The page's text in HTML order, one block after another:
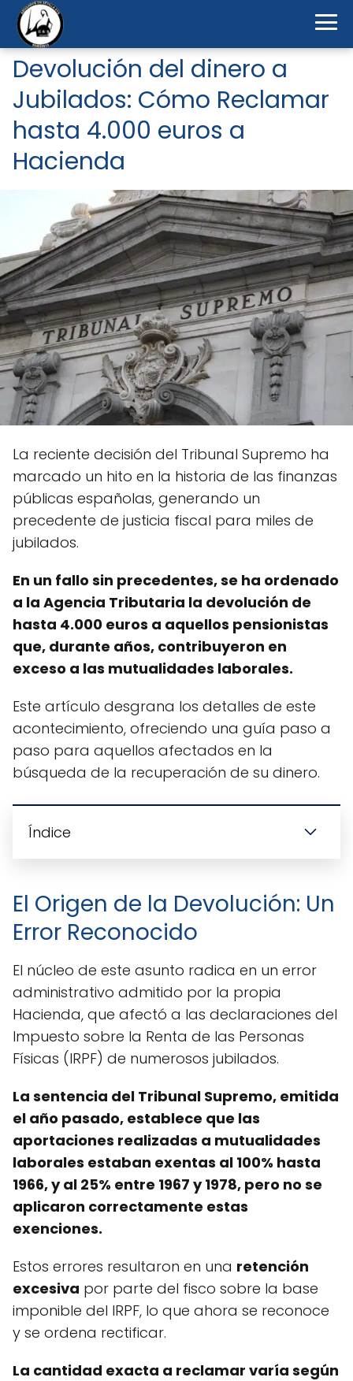
Devolución del dinero a
Jubilados: Cómo Reclamar
hasta 4.000 euros a
Hacienda
La reciente decisión del Tribunal Supremo ha
marcado un hito en la historia de las finanzas
públicas españolas, generando un
precedente de justicia fiscal para miles de
jubilados.
En un fallo sin precedentes, se ha ordenado
a la Agencia Tributaria la devolución de
hasta 4.000 euros a aquellos pensionistas
que, durante años, contribuyeron en
exceso a las mutualidades laborales.
Este artículo desgrana los detalles de este
acontecimiento, ofreciendo una guía paso a
paso para aquellos afectados en la
búsqueda de la recuperación de su dinero.
Índice
El Origen de la Devolución: Un
Error Reconocido
El núcleo de este asunto radica en un error
administrativo admitido por la propia
Hacienda, que afectó a las declaraciones del
Impuesto sobre la Renta de las Personas
Físicas (IRPF) de numerosos jubilados.
La sentencia del Tribunal Supremo, emitida
el año pasado, establece que las
aportaciones realizadas a mutualidades
laborales estaban exentas al 100% hasta
1966, y al 25% entre 1967 y 1978, pero no se
aplicaron correctamente estas
exenciones.
Estos errores resultaron en una retención
excesiva por parte del fisco sobre la base
imponible del IRPF, lo que ahora se reconoce
y se ordena rectificar.
La cantidad exacta a reclamar varía según